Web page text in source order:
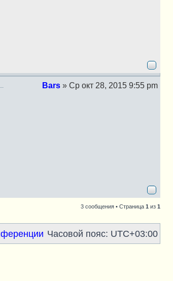
Bars » Ср окт 28, 2015 9:55 pm
3 сообщения • Страница 1 из 1
Часовой пояс: UTC+03:00